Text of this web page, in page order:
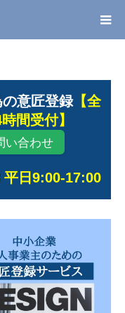
意匠登録【全
間受付】
い合わせ
日9:00-17:00